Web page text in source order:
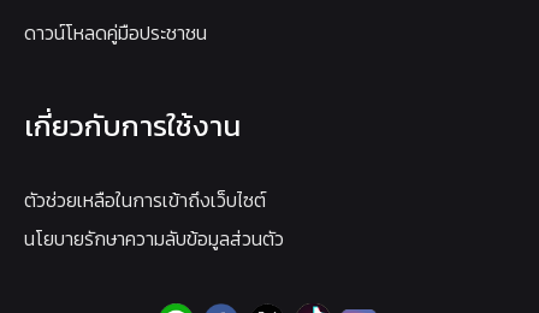
ดาวน์โหลดคู่มือประชาชน
เกี่ยวกับการใช้งาน
ตัวช่วยเหลือในการเข้าถึงเว็บไซต์
นโยบายรักษาความลับข้อมูลส่วนตัว